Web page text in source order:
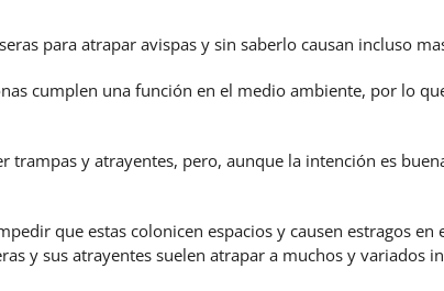
para atrapar avispas y sin saberlo causan incluso
cumplen una función en el medio ambiente, por lo
trampas y atrayentes, pero, aunque la intención es
que estas colonicen espacios y causen estragos
y sus atrayentes suelen atrapar a muchos y variados